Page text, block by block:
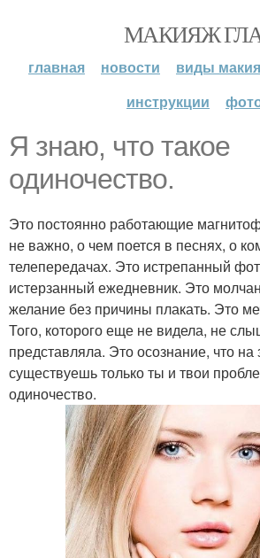
МАКИЯЖ
главная новости виды
инструкции
Я знаю, что такое
одиночество.
Это постоянно работающие
не важно, о чем поется в песнях, о
телепередачах. Это истрепанный
истерзанный ежедневник. Это
желание без причины плакать. Это
Того, которого еще не видела, не
представляла. Это осознание, что на
существуешь только ты и твои
одиночество.